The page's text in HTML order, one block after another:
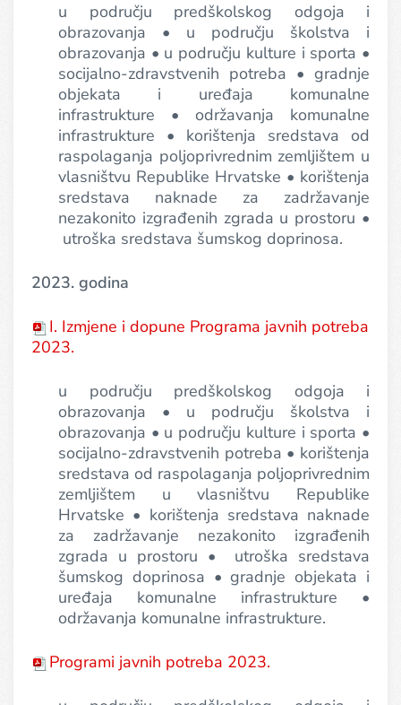
u području predškolskog odgoja i
obrazovanja • u području školstva i
obrazovanja • u području kulture i sporta •
socijalno-zdravstvenih potreba • gradnje
objekata i uređaja komunalne
infrastrukture • održavanja komunalne
infrastrukture • korištenja sredstava od
raspolaganja poljoprivrednim zemljištem u
vlasništvu Republike Hrvatske • korištenja
sredstava naknade za zadržavanje
nezakonito izgrađenih zgrada u prostoru •
utroška sredstava šumskog doprinosa.
2023. godina
I. Izmjene i dopune Programa javnih potreba
2023.
u području predškolskog odgoja i
obrazovanja • u području školstva i
obrazovanja • u području kulture i sporta •
socijalno-zdravstvenih potreba • korištenja
sredstava od raspolaganja poljoprivrednim
zemljištem u vlasništvu Republike
Hrvatske • korištenja sredstava naknade
za zadržavanje nezakonito izgrađenih
zgrada u prostoru • utroška sredstava
šumskog doprinosa • gradnje objekata i
uređaja komunalne infrastrukture •
održavanja komunalne infrastrukture.
Programi javnih potreba 2023.